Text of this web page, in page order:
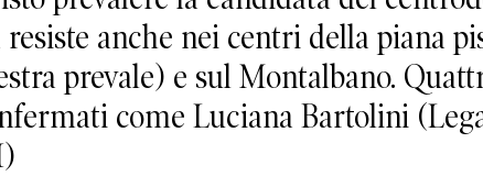
anche nei centri della piana
prevale) e sul Montalbano.
come Luciana Bartolini